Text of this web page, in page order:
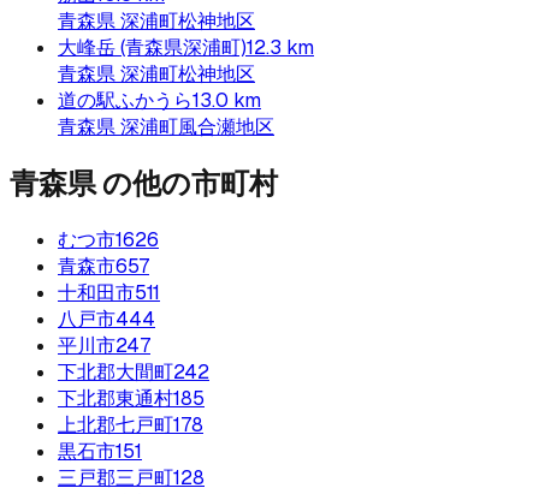
青森県深浦町松神地区
大峰岳 (青森県深浦町)12.3 km
青森県深浦町松神地区
道の駅ふかうら13.0 km
青森県深浦町風合瀬地区
青森県の他の市町村
むつ市1626
青森市657
十和田市511
八戸市444
平川市247
下北郡大間町242
下北郡東通村185
上北郡七戸町178
黒石市151
三戸郡三戸町128